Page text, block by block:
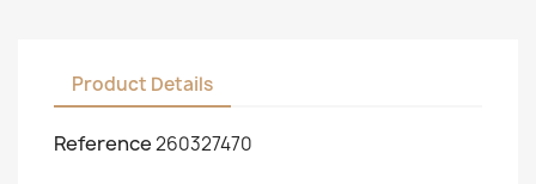
Product Details
Reference260327470